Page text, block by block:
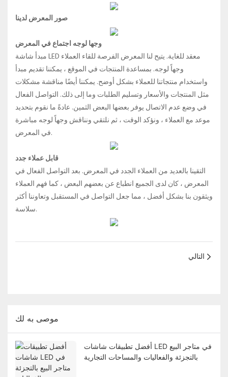
صور المعرض لدينا
وجها لوجه اجتماع في المعرض
مبدأ شاشة LED معقد للغاية. يتيح لنا المعرض الفرصة للقاء العملاء
وجهاً لوجه. بمساعدة المنتجات في الموقع ، يمكننا تقديم مبدأ
واستخدام منتجاتنا للعملاء بشكل أوضح. يمكننا أيضًا مناقشة مشكلات
مثل المنتجات والأسعار وتسليم الطلبات وما إلى ذلك. التواصل الفعال
في وضع عدم الاتصال يوفر بعضها البعض الثمين. عادةً ما نقوم بتحديد
موعد مع العملاء ، ونؤكد الوقت ، ثم نلتقي ونناقش وجهاً لوجه مباشرة
في المعرض.
قابل عملاء جدد
التقينا بالعديد من العملاء الجدد في المعرض. بعد التواصل الفعال في
المعرض ، كان لدى الجميع انطباع عن بعضهم البعض ، كما فهم العملاء
ويثقون بنا بشكل أفضل ، مما جعل التواصل في المستقبل وتعاوننا أكثر
سلاسة.
التالي
موصى به لك
أفضل تطبيقات شاشات LED في متاجر البيع
بالتجزئة والفعاليات والمساحات التجارية